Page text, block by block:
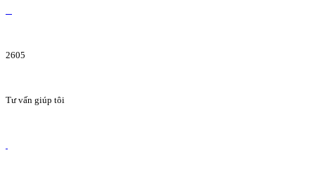
2605
Tư vấn giúp tôi